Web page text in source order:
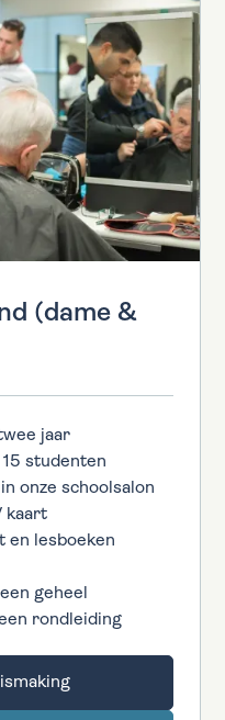
(dame &
jaar
studenten
onze schoolsalon
kaart
en lesboeken
geheel
rondleiding